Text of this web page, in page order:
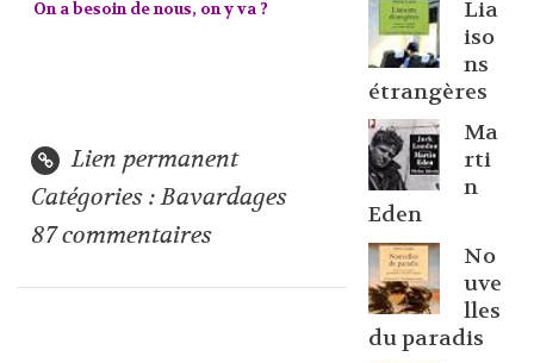
On a besoin de nous, on y va ?
Lien permanent
Catégories :Bavardages
87 commentaires
Lia
iso
ns
étrangères
Ma
rti
n
Eden
No
uve
lles
du paradis